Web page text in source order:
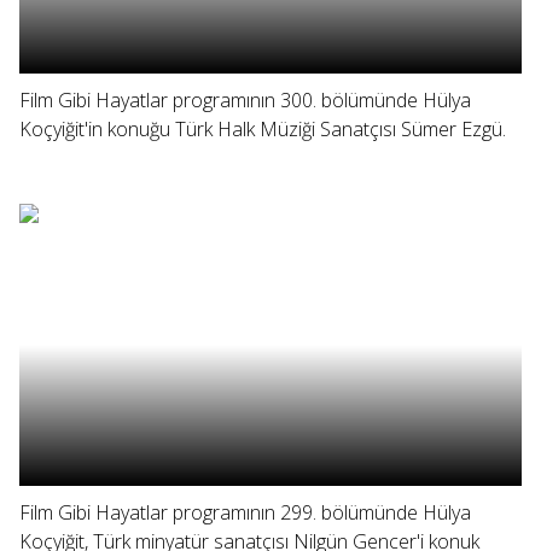
Film Gibi Hayatlar programının 300. bölümünde Hülya
Koçyiğit'in konuğu Türk Halk Müziği Sanatçısı Sümer Ezgü.
Film Gibi Hayatlar programının 299. bölümünde Hülya
Koçyiğit, Türk minyatür sanatçısı Nilgün Gencer'i konuk